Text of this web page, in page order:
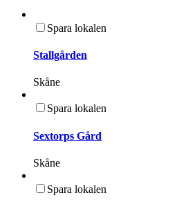
Spara lokalen
Stallgården
Skåne
Spara lokalen
Sextorps Gård
Skåne
Spara lokalen